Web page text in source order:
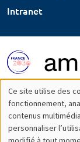
Intranet
des
Ce site utilise des
fonctionnement,
contenus
personnaliser